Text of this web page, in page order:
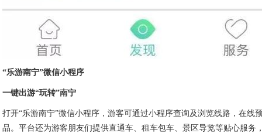
“乐游南宁”微信小程序
一键出游“玩转”南宁
打开“乐游南宁”微信小程序，游客可通过小程序查询及浏览线路，在线
品。平台还为游客朋友们提供直通车、租车包车、景区导览等贴心服务